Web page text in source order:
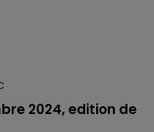
2024, edition de